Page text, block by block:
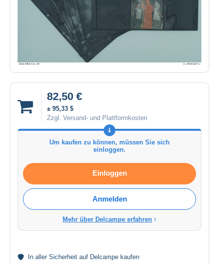
82,50 €
± 95,33 $
Zzgl. Versand- und Plattformkosten
Um kaufen zu können, müssen Sie sich
einloggen.
Einloggen
Anmelden
Mehr über Delcampe erfahren
In aller Sicherheit auf Delcampe kaufen